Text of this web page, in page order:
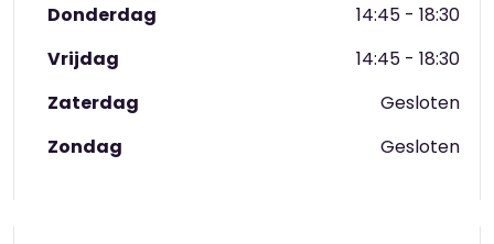
Donderdag
14:45 - 18:30
Vrijdag
14:45 - 18:30
Zaterdag
Gesloten
Zondag
Gesloten